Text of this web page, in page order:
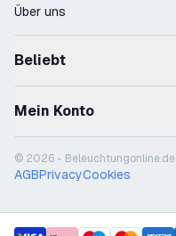
Über uns
Beliebt
Mein Konto
© 2026 - Beleuchtungonline.de
AGBPrivacyCookies